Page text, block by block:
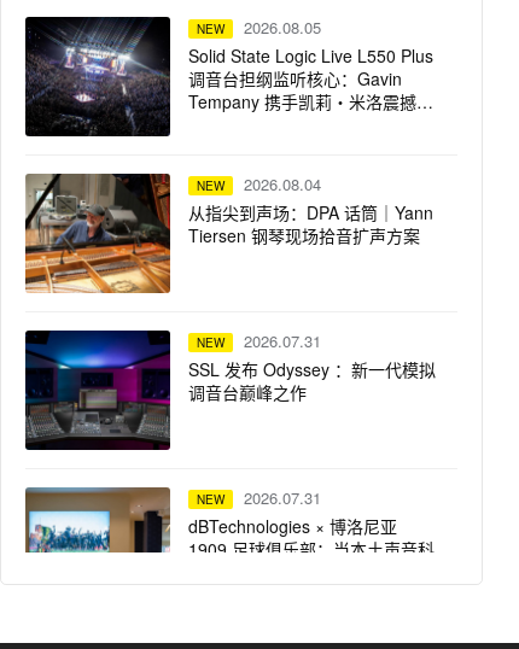
NEW 2026.08.05
Solid State Logic Live L550 Plus
调音台担纲监听核心：Gavin
Tempany 携手凯莉・米洛震撼巡
NEW 2026.08.04
从指尖到声场：DPA 话筒｜Yann
Tiersen 钢琴现场拾音扩声方案
NEW 2026.07.31
SSL 发布 Odyssey ：新一代模拟
调音台巅峰之作
NEW 2026.07.31
dBTechnologies × 博洛尼亚
1909 足球俱乐部：当本土声音科